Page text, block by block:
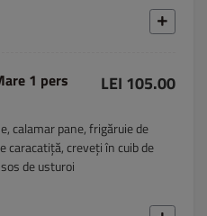
1 pers LEI 105.00
calamar pane, frigăruie de
caracatiță, creveți în cuib de
de usturoi